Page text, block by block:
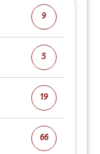
9
5
19
66